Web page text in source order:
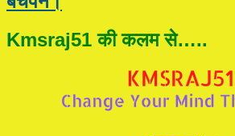
Kmsraj51 की कलम से…..